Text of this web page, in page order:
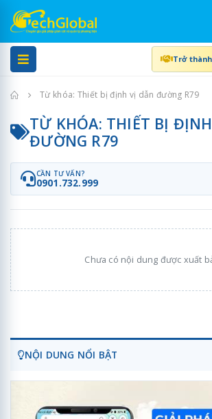
Trở
Trang chủTừ khóa: Thiết bị định vị dẫn đường R79
TỪ KHÓA: THIẾT BỊ
ĐƯỜNG R79
CẦN TƯ VẤN?
0901.732.999
Chưa có nội dung được xuất
NỘI DUNG NỔI BẬT